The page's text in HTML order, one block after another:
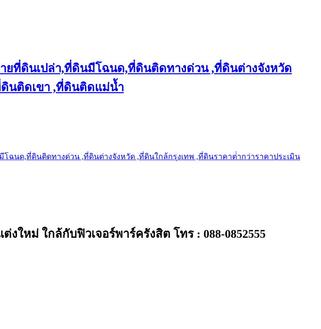
ยที่ดินเปล่า,ที่ดินมีโฉนด,ที่ดินติดทางด่วน ,ที่ดินต่างจังหวัด
นติดเขา ,ที่ดินติดแม่น้ำ
ฉนด,ที่ดินติดทางด่วน ,ที่ดินต่างจังหวัด ,ที่ดินใกล้กรุงเทพ ,ที่ดินราคาต่ํากว่าราคาประเมิน
ใหม่ ใกล้กับฟิวเจอร์พาร์ครังสิต โทร : 088-0852555